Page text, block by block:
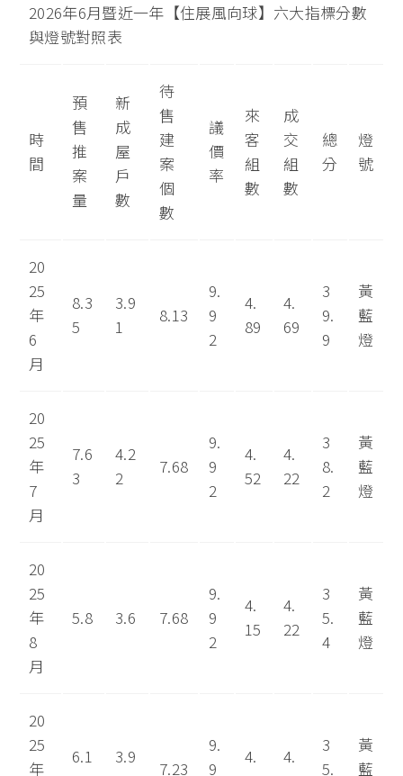
2026年6月暨近一年【住展風向球】六大指標分數
與燈號對照表
時
間
預
售
推
案
量
新
成
屋
戶
數
待
售
建
案
個
數
議
價
率
來
客
組
數
成
交
組
數
總
分
燈
號
20
25
年
6
月
8.3
5
3.9
1
8.13
9.
9
2
4.
89
4.
69
3
9.
9
黃
藍
燈
20
25
年
7
月
7.6
3
4.2
2
7.68
9.
9
2
4.
52
4.
22
3
8.
2
黃
藍
燈
20
25
年
8
月
5.8 3.6 7.68
9.
9
2
4.
15
4.
22
3
5.
4
黃
藍
燈
20
25
年
6.1
3.9
7.23
9.
9
4.
4.
3
5.
黃
藍